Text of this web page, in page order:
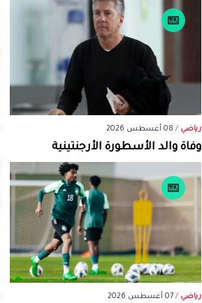
رياضي / 08 أغسطس 2026
وفاة والد الأسطورة الأرجنتينية
رياضي /07 أغسطس 2026